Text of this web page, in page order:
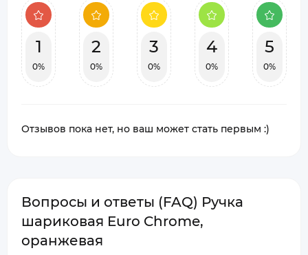
1
0%
2
0%
3
0%
4
0%
5
0%
Отзывов пока нет, но ваш может стать первым :)
Вопросы и ответы (FAQ) Ручка
шариковая Euro Chrome,
оранжевая